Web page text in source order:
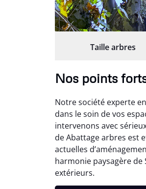
Taille arbres
Nos points
Notre société experte
dans le soin de vos
intervenons avec
de Abattage arbres est
actuelles
harmonie paysagère
extérieurs.